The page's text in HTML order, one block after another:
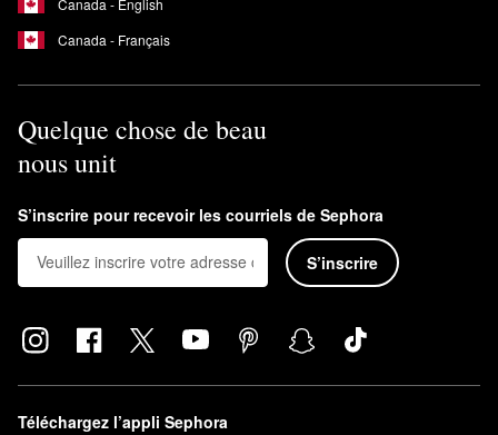
Canada - English
Canada - Français
Quelque chose de beau
nous unit
S’inscrire pour recevoir les courriels de Sephora
S’inscrire
Téléchargez l’appli Sephora